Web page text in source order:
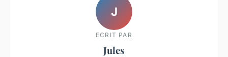
J
ECRIT PAR
Jules